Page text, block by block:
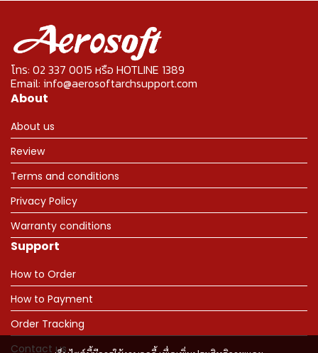
โทร: 02 337 0015 หรือ HOTLINE 1389
Email: info@aerosoftarchsupport.com
About
About us
Review
Terms and conditions
Privacy Policy
Warranty conditions
Support
How to Order
How to Payment
Order Tracking
Contact us